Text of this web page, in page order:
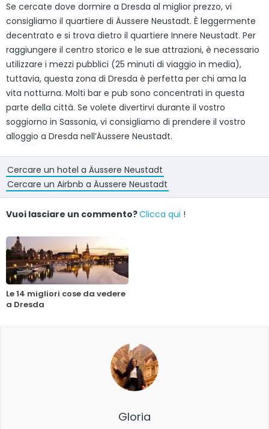
Se cercate dove dormire a Dresda al miglior prezzo, vi
consigliamo il quartiere di Äussere Neustadt. È leggermente
decentrato e si trova dietro il quartiere Innere Neustadt. Per
raggiungere il centro storico e le sue attrazioni, è necessario
utilizzare i mezzi pubblici (25 minuti di viaggio in media),
tuttavia, questa zona di Dresda è perfetta per chi ama la
vita notturna. Molti bar e pub sono concentrati in questa
parte della città. Se volete divertirvi durante il vostro
soggiorno in Sassonia, vi consigliamo di prendere il vostro
alloggio a Dresda nell’Äussere Neustadt.
Cercare un hotel a Äussere Neustadt
Cercare un Airbnb a Äussere Neustadt
Vuoi lasciare un commento?Clicca qui !
Le 14 migliori cose da vedere
a Dresda
Gloria